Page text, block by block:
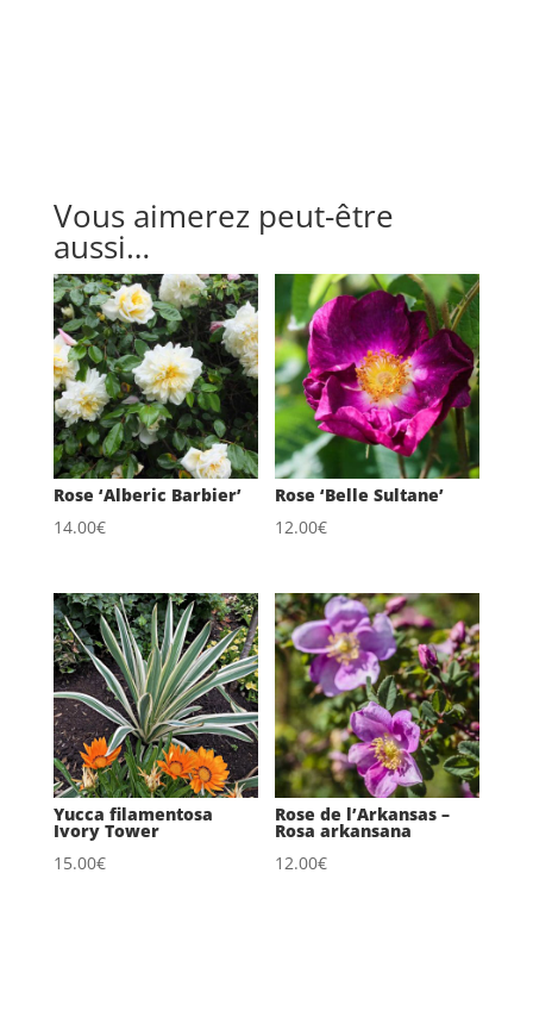
Vous aimerez peut-être
aussi…
Rose ‘Alberic Barbier’
14.00€
Rose ‘Belle Sultane’
12.00€
Yucca filamentosa
Ivory Tower
15.00€
Rose de l’Arkansas –
Rosa arkansana
12.00€